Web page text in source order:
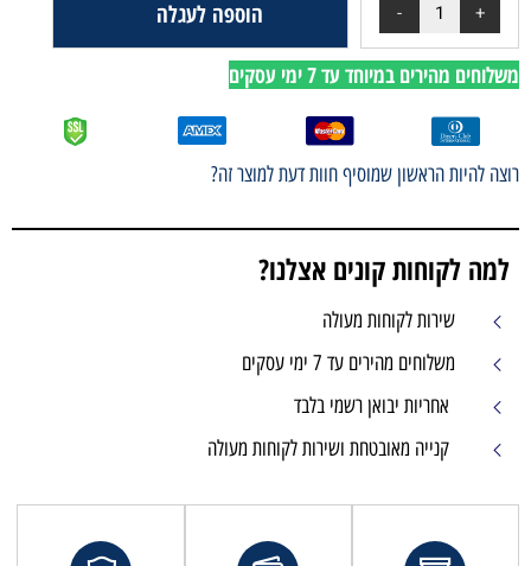
הוספה לעגלה
משלוחים מהירים במיוחד עד 7 ימי עסקים
רוצה להיות הראשון שמוסיף חוות דעת למוצר זה?
למה לקוחות קונים אצלנו?
שירות לקוחות מעולה
משלוחים מהירים עד 7 ימי עסקים
אחריות יבואן רשמי בלבד
קנייה מאובטחת ושירות לקוחות מעולה